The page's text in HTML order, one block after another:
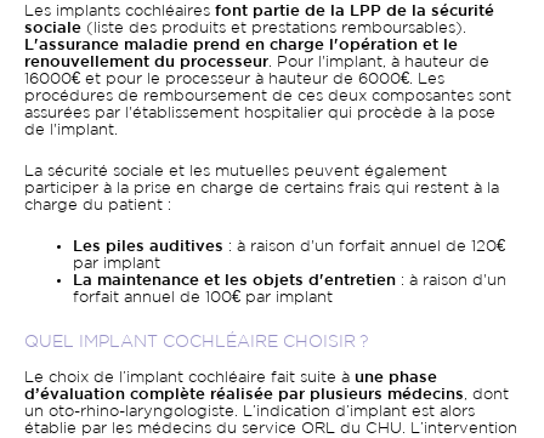
Les implants cochléaires font partie de la LPP de la sécurité
sociale (liste des produits et prestations remboursables).
L'assurance maladie prend en charge l'opération et le
renouvellement du processeur . Pour l'implant, à hauteur de
16000€ et pour le processeur à hauteur de 6000€. Les
procédures de remboursement de ces deux composantes sont
assurées par l'établissement hospitalier qui procède à la pose
de l'implant.
La sécurité sociale et les mutuelles peuvent également
participer à la prise en charge de certains frais qui restent à la
charge du patient :
Les piles auditives : à raison d'un forfait annuel de 120€
par implant
La maintenance et les objets d'entretien : à raison d'un
forfait annuel de 100€ par implant
QUEL IMPLANT COCHLÉAIRE CHOISIR ?
Le choix de l’implant cochléaire fait suite à une phase
d’évaluation complète réalisée par plusieurs médecins , dont
un oto-rhino-laryngologiste. L’indication d’implant est alors
établie par les médecins du service ORL du CHU. L’intervention